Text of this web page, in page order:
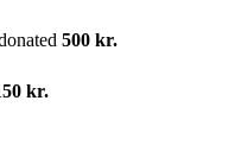
500 kr.
kr.